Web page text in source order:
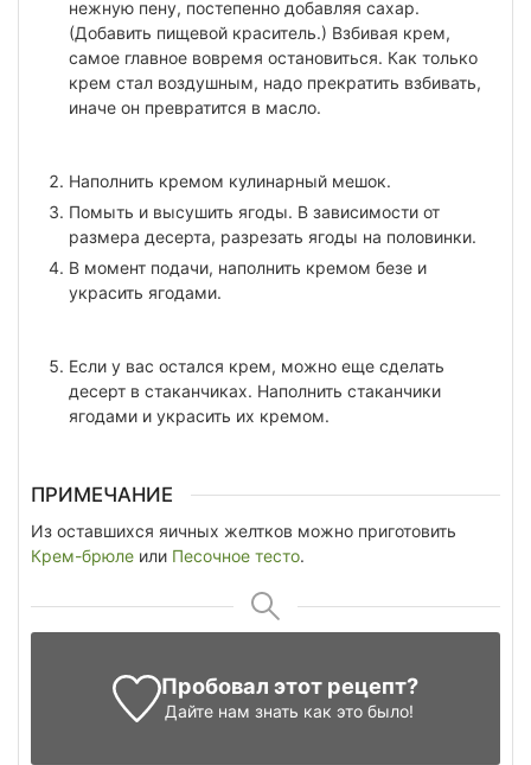
нежную пену, постепенно добавляя сахар.
(Добавить пищевой краситель.) Взбивая крем,
самое главное вовремя остановиться. Как только
крем стал воздушным, надо прекратить взбивать,
иначе он превратится в масло.
Наполнить кремом кулинарный мешок.
Помыть и высушить ягоды. В зависимости от
размера десерта, разрезать ягоды на половинки.
В момент подачи, наполнить кремом безе и
украсить ягодами.
Если у вас остался крем, можно еще сделать
десерт в стаканчиках. Наполнить стаканчики
ягодами и украсить их кремом.
ПРИМЕЧАНИЕ
Из оставшихся яичных желтков можно приготовить
Крем-брюле или Песочное тесто.
Пробовал этот рецепт?
Дайте нам знать как это было!